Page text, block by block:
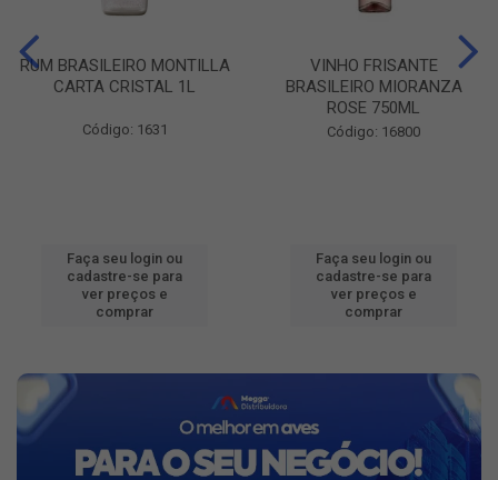
RUM BRASILEIRO MONTILLA
CARTA CRISTAL 1L
Código: 1631
Faça seu login ou
cadastre-se para
ver preços e
comprar
VINHO FRISANTE
BRASILEIRO MIORANZA
ROSE 750ML
Código: 16800
Faça seu login ou
cadastre-se para
ver preços e
comprar